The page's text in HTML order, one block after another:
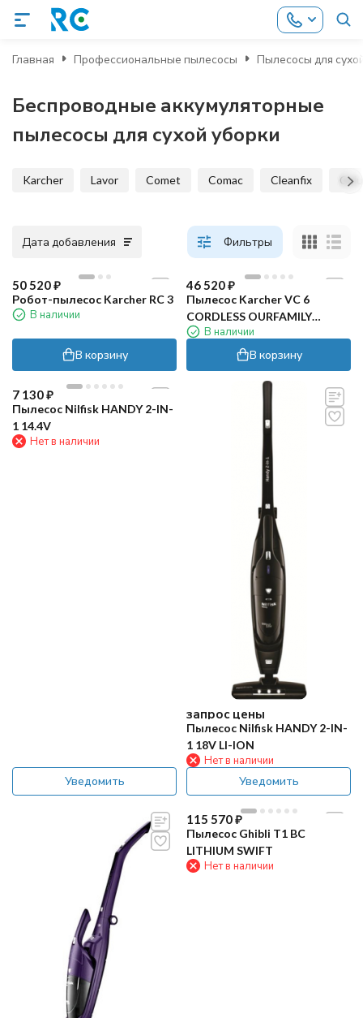
Главная Профессиональные пылесосы Пылесосы для
Беспроводные аккумуляторные
пылесосы для сухой уборки
Karcher Lavor Comet Comac Cleanfix
Дата добавления Фильтры
50 520₽
Робот-пылесос Karcher RC 3
В наличии
В корзину
46 520₽
Пылесос Karcher VC 6
CORDLESS OURFAMILY
(аккумуляторный)
В наличии
В корзину
7 130₽
Пылесос Nilfisk HANDY 2-IN-
1 14.4V
Нет в наличии
Уведомить
запрос цены
Пылесос Nilfisk HANDY 2-IN-
1 18V LI-ION
Нет в наличии
Уведомить
115 570₽
Пылесос Ghibli T1 BC
LITHIUM SWIFT
Нет в наличии